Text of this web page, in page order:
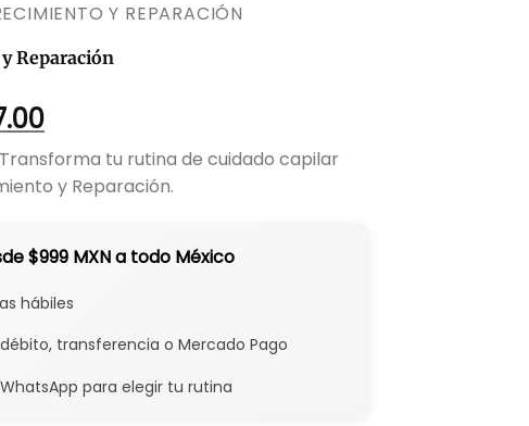
Y REPARACIÓN
Reparación
El
precio
actual
es:
tu rutina de cuidado capilar
y Reparación.
$999 MXN a todo México
hábiles
transferencia o Mercado Pago
para elegir tu rutina